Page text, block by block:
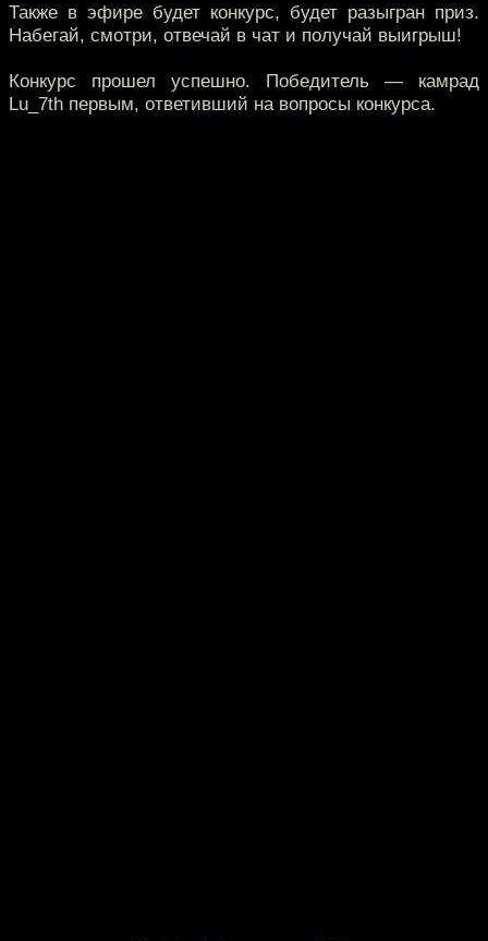
Также в эфире будет конкурс, будет разыгран приз.
Набегай, смотри, отвечай в чат и получай выигрыш!
Конкурс прошел успешно. Победитель — камрад
Lu_7th первым, ответивший на вопросы конкурса.